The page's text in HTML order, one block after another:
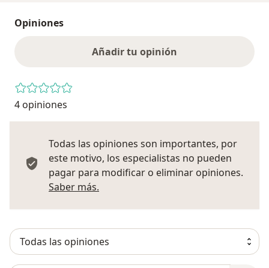
Opiniones
Añadir tu opinión
4 opiniones
Todas las opiniones son importantes, por
este motivo, los especialistas no pueden
pagar para modificar o eliminar opiniones.
Saber más.